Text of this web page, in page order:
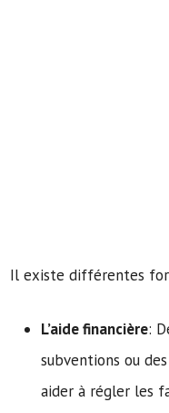
Il existe différentes
L’aide financière:
subventions ou
aider à régler les